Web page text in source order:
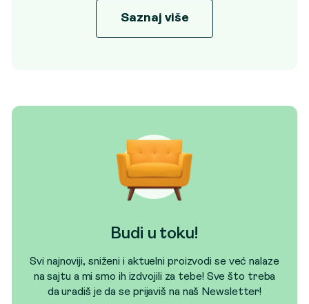
Saznaj više
Budi u toku!
Svi najnoviji, sniženi i aktuelni proizvodi se već nalaze
na sajtu a mi smo ih izdvojili za tebe! Sve što treba
da uradiš je da se prijaviš na naš Newsletter!